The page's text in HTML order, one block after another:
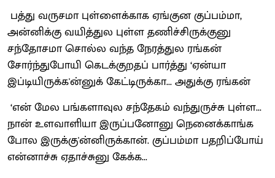
பத்து வருசமா புள்ளைக்காக ஏங்குன குப்பம்மா,
அன்னிக்கு வயித்துல புள்ள தணிச்சிருக்குனு
சந்தோசமா சொல்ல வந்த நேரத்துல ரங்கன்
சோர்ந்துபோயி கெடக்குறதப் பார்த்து ‘ஏன்யா
இப்டியிருக்க'ன்னுக் கேட்டிருக்கா... அதுக்கு ரங்கன்
‘என் மேல பங்களாவுல சந்தேகம் வந்துருச்சு புள்ள...
நான் உளவாளியா இருப்பனோனு நெனைக்காங்க
போல இருக்கு'ன்னிருக்கான். குப்பம்மா பதறிப்போய்
என்னாச்சு ஏதாச்சுனு கேக்க...